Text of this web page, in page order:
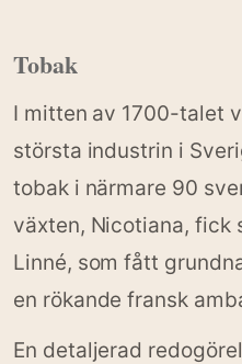
Tobak
I mitten av 1700-talet
största industrin i
tobak i närmare 90
växten, Nicotiana, fick
Linné, som fått
en rökande fransk
En detaljerad